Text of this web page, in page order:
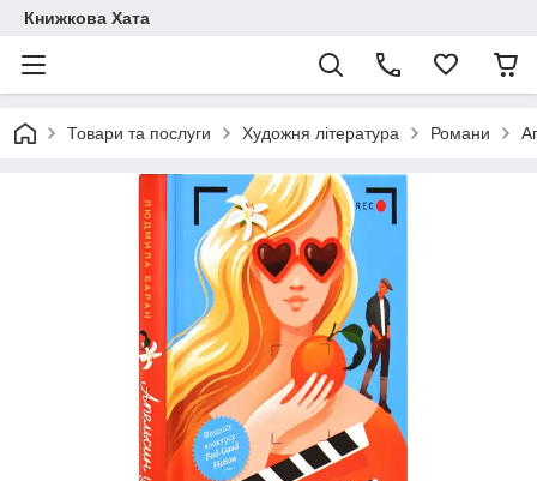
Книжкова Хата
Товари та послуги Художня література Романи